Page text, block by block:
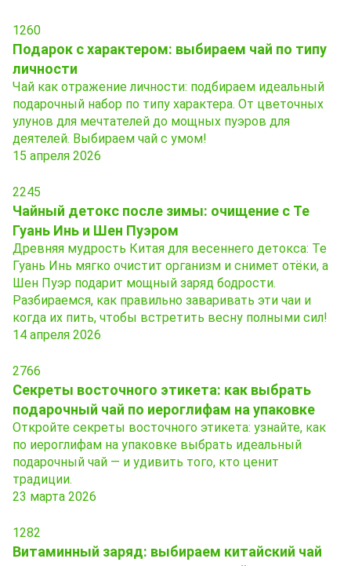
1260
Подарок с характером: выбираем чай по типу
личности
Чай как отражение личности: подбираем идеальный
подарочный набор по типу характера. От цветочных
улунов для мечтателей до мощных пуэров для
деятелей. Выбираем чай с умом!
15 апреля 2026
2245
Чайный детокс после зимы: очищение с Те
Гуань Инь и Шен Пуэром
Древняя мудрость Китая для весеннего детокса: Те
Гуань Инь мягко очистит организм и снимет отёки, а
Шен Пуэр подарит мощный заряд бодрости.
Разбираемся, как правильно заваривать эти чаи и
когда их пить, чтобы встретить весну полными сил!
14 апреля 2026
2766
Секреты восточного этикета: как выбрать
подарочный чай по иероглифам на упаковке
Откройте секреты восточного этикета: узнайте, как
по иероглифам на упаковке выбрать идеальный
подарочный чай — и удивить того, кто ценит
традиции.
23 марта 2026
1282
Витаминный заряд: выбираем китайский чай